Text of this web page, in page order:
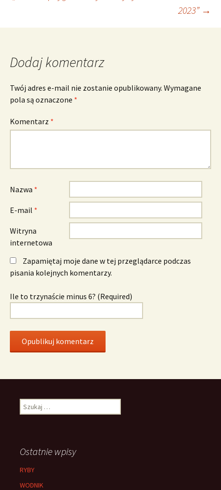
2023” →
Dodaj komentarz
Twój adres e-mail nie zostanie opublikowany. Wymagane
pola są oznaczone *
Komentarz *
Nazwa *
E-mail *
Witryna
internetowa
Zapamiętaj moje dane w tej przeglądarce podczas
pisania kolejnych komentarzy.
Ile to trzynaście minus 6? (Required)
Szukaj:
Ostatnie wpisy
RYBY
WODNIK